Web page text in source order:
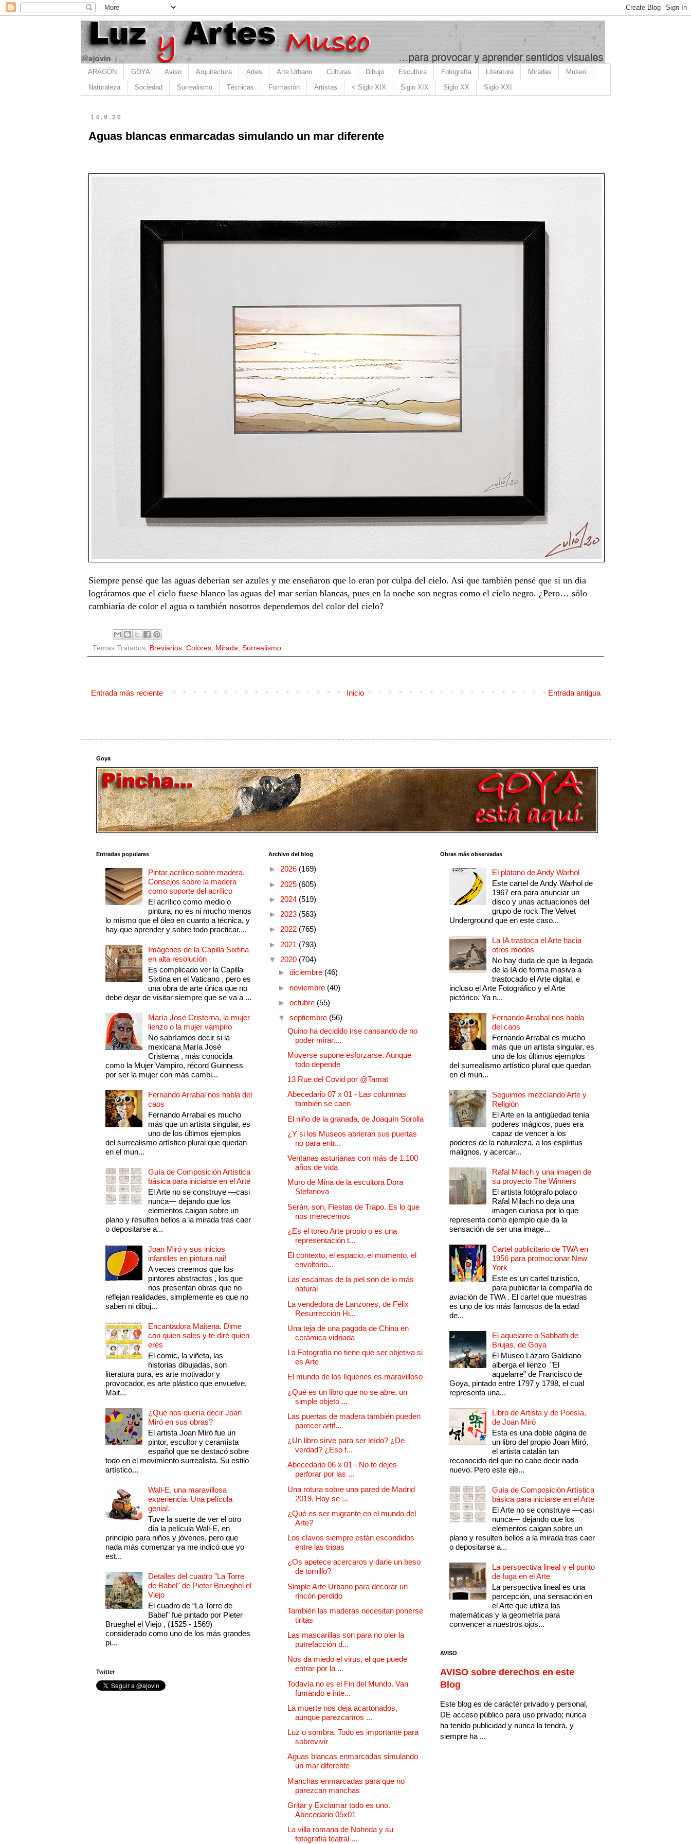
ARAGÓN GOYA Aviso Arquitectura Artes Arte Urbano Culturas Dibujo Escultura Fotografía Literatura Miradas Museo
Naturaleza Sociedad Surrealismo Técnicas Formación Artistas < Siglo XIX Siglo XIX Siglo XX Siglo XXI
14.9.20
Aguas blancas enmarcadas simulando un mar diferente
Siempre pensé que las aguas deberían ser azules y me enseñaron que lo eran por culpa del cielo. Así que también pensé que si un día
lográramos que el cielo fuese blanco las aguas del mar serían blancas, pues en la noche son negras como el cielo negro. ¿Pero… sólo
cambiaría de color el agua o también nosotros dependemos del color del cielo?
Temas Tratados: Breviarios, Colores, Mirada Surrealismo
Entrada más reciente Entrada antigua
Inicio
Goya
Entradas populares
Pintar acrílico sobre madera.
Consejos sobre la madera
como soporte del acrílico
El acrílico como medio o
pintura, no es ni mucho menos
lo mismo que el óleo en cuanto a técnica, y
hay que aprender y sobre todo practicar....
Imágenes de la Capilla Sixtina
en alta resolución
Es complicado ver la Capilla
Sixtina en el Vaticano , pero es
una obra de arte única que no
debe dejar de visitar siempre que se va a ...
María José Cristerna, la mujer
lienzo o la mujer vampiro
No sabríamos decir si la
mexicana María José
Cristerna , más conocida
como la Mujer Vampiro, récord Guinness
por ser la mujer con más cambi...
Fernando Arrabal nos habla del
caos
Fernando Arrabal es mucho
más que un artista singular, es
uno de los últimos ejemplos
del surrealismo artístico plural que quedan
en el mun...
Guía de Composición Artística
básica para iniciarse en el Arte
El Arte no se construye —casi
nunca— dejando que los
elementos caigan sobre un
plano y resulten bellos a la mirada tras caer
o depositarse a...
Joan Miró y sus inicios
infantiles en pintura naif
A veces creemos que los
pintores abstractos , los que
nos presentan obras que no
reflejan realidades, simplemente es que no
saben ni dibuj...
Encantadora Maitena. Dime
con quien sales y te diré quien
eres
El comic, la viñeta, las
historias dibujadas, son
literatura pura, es arte motivador y
provocador, es arte plástico que envuelve.
Mait...
¿Qué nos quería decir Joan
Miró en sus obras?
El artista Joan Miró fue un
pintor, escultor y ceramista
español que se destacó sobre
todo en el movimiento surrealista. Su estilo
artístico...
Wall-E, una maravillosa
experiencia. Una película
genial.
Tuve la suerte de ver el otro
día la película Wall-E, en
principio para niños y jóvenes, pero que
nada más comenzar ya me indicó que yo
est...
Detalles del cuadro "La Torre
de Babel" de Pieter Brueghel el
Viejo
El cuadro de “La Torre de
Babel” fue pintado por Pieter
Brueghel el Viejo , (1525 - 1569)
considerado como uno de los más grandes
pi...
Twitter
Archivo del blog
► 2026 (169)
► 2025 (605)
► 2024 (519)
► 2023 (563)
► 2022 (765)
► 2021 (793)
▼ 2020 (704)
► diciembre (46)
► noviembre (40)
► octubre (55)
▼ septiembre (56)
Quino ha decidido irse cansando de no
poder mirar....
Moverse supone esforzarse. Aunque
todo depende
13 Rue del Covid por @Tamat
Abecedario 07 x 01 - Las columnas
también se caen
El niño de la granada, de Joaquín Sorolla
¿Y si los Museos abrieran sus puertas
no para entr...
Ventanas asturianas con más de 1.100
años de vida
Muro de Mina de la escultora Dora
Stefanova
Serán, son, Fiestas de Trapo. Es lo que
nos merecemos
¿Es el toreo Arte propio o es una
representación t...
El contexto, el espacio, el momento, el
envoltorio...
Las escamas de la piel son de lo más
natural
La vendedora de Lanzones, de Félix
Resurrección Hi...
Una teja de una pagoda de China en
cerámica vidriada
La Fotografía no tiene que ser objetiva si
es Arte
El mundo de los líquenes es maravilloso
¿Qué es un libro que no se abre, un
simple objeto ...
Las puertas de madera también pueden
parecer artif...
¿Un libro sirve para ser leído? ¿De
verdad? ¿Eso f...
Abecedario 06 x 01 - No te dejes
perforar por las ...
Una rotura sobre una pared de Madrid
2019. Hoy se ...
¿Qué es ser migrante en el mundo del
Arte?
Los clavos siempre están escondidos
entre las tripas
¿Os apetece acercaros y darle un beso
de tornillo?
Simple Arte Urbano para decorar un
rincón perdido
También las maderas necesitan ponerse
tiritas
Las mascarillas son para no oler la
putrefacción d...
Nos da miedo el virus, el que puede
entrar por la ...
Todavía no es el Fin del Mundo. Van
fumando e inte...
La muerte nos deja acartonados,
aunque parezcamos ...
Luz o sombra. Todo es importante para
sobrevivir
Aguas blancas enmarcadas simulando
un mar diferente
Manchas enmarcadas para que no
parezcan manchas
Gritar y Exclamar todo es uno.
Abecedario 05x01
La villa romana de Noheda y su
fotografía teatral ...
Obras más observadas
El plátano de Andy Warhol
Este cartel de Andy Warhol de
1967 era para anunciar un
disco y unas actuaciones del
grupo de rock The Velvet
Underground que en este caso...
La IA trastoca el Arte hacia
otros modos
No hay duda de que la llegada
de la IA de forma masiva a
trastocado el Arte digital, e
incluso el Arte Fotográfico y el Arte
pictórico. Ya n...
Fernando Arrabal nos habla
del caos
Fernando Arrabal es mucho
más que un artista singular, es
uno de los últimos ejemplos
del surrealismo artístico plural que quedan
en el mun...
Seguimos mezclando Arte y
Religión
El Arte en la antigüedad tenía
poderes mágicos, pues era
capaz de vencer a los
poderes de la naturaleza, a los espíritus
malignos, y acercar...
Rafal Milach y una imagen de
su proyecto The Winners
El artista fotógrafo polaco
Rafal Milach no deja una
imagen curiosa por lo que
representa como ejemplo que da la
sensación de ser una image...
Cartel publicitario de TWA en
1956 para promocionar New
York
Este es un cartel turístico,
para publicitar la compañía de
aviación de TWA . El cartel que muestras
es uno de los más famosos de la edad
de...
El aquelarre o Sabbath de
Brujas, de Goya
El Museo Lázaro Galdiano
alberga el lienzo "El
aquelarre" de Francisco de
Goya, pintado entre 1797 y 1798, el cual
representa una...
Libro de Artista y de Poesía,
de Joan Miró
Esta es una doble página de
un libro del propio Joan Miró,
el artista catalán tan
reconocido del que no cabe decir nada
nuevo. Pero este eje...
Guía de Composición Artística
básica para iniciarse en el Arte
El Arte no se construye —casi
nunca— dejando que los
elementos caigan sobre un
plano y resulten bellos a la mirada tras caer
o depositarse a...
La perspectiva lineal y el punto
de fuga en el Arte
La perspectiva lineal es una
percepción, una sensación en
el Arte que utiliza las
matemáticas y la geometría para
convencer a nuestros ojos...
AVISO
AVISO sobre derechos en este
Blog
Este blog es de carácter privado y personal,
DE acceso público para uso privado; nunca
ha tenido publicidad y nunca la tendrá, y
siempre ha ...